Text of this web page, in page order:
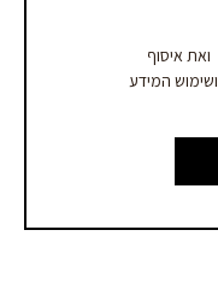
ואת איסוף
ושימוש המידע